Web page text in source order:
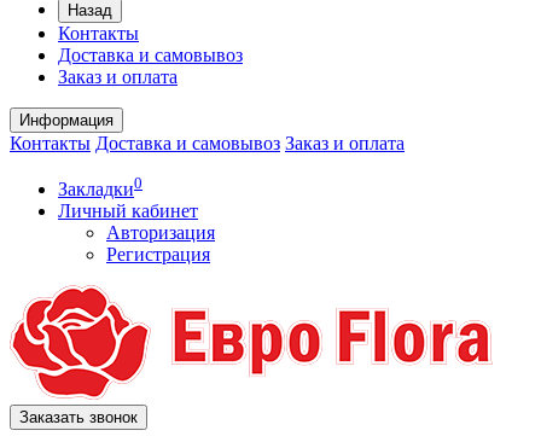
Назад
Контакты
Доставка и самовывоз
Заказ и оплата
Информация
Контакты Доставка и самовывоз Заказ и оплата
Закладки0
Личный кабинет
Авторизация
Регистрация
Заказать звонок